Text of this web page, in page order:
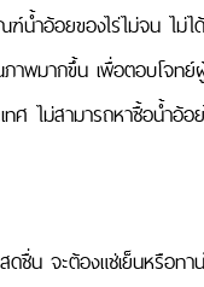
ำอ้อยของไร่ไม่จน ไม่ได้
มากขึ้น เพื่อตอบโจทย์ผู้
ศ ไม่สามารถหาซื้อน้ำอ้
ดชื่น จะต้องแช่เย็นหรือ